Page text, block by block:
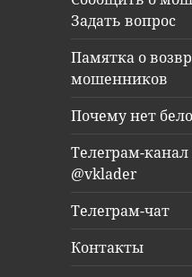
Задать вопрос
Памятка о
мошенников
Почему нет
Телеграм-канал
@vklader
Телеграм-чат
Контакты